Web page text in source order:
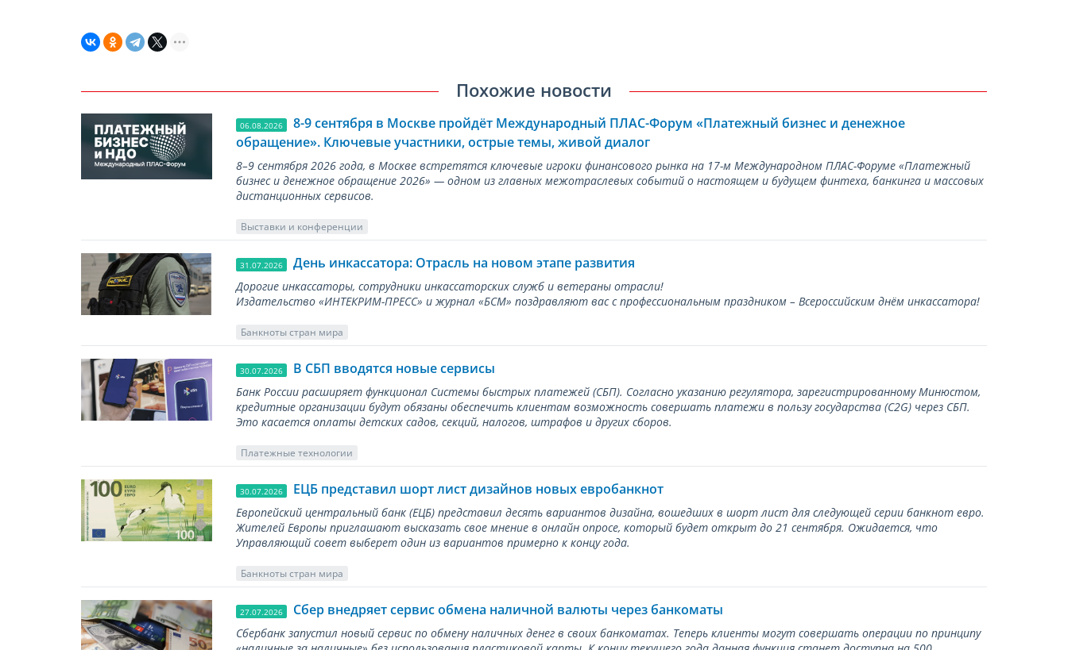
Похожие новости
06.08.2026
8-9 сентября в Москве пройдёт Международный ПЛАС-Форум «Платежный бизнес и денежное
обращение». Ключевые участники, острые темы, живой диалог
8–9 сентября 2026 года, в Москве встретятся ключевые игроки финансового рынка на 17-м Международном ПЛАС-Форуме «Платежный
бизнес и денежное обращение 2026» — одном из главных межотраслевых событий о настоящем и будущем финтеха, банкинга и массовых
дистанционных сервисов.
Выставки и конференции
31.07.2026 День инкассатора: Отрасль на новом этапе развития
Дорогие инкассаторы, сотрудники инкассаторских служб и ветераны отрасли!
Издательство «ИНТЕКРИМ-ПРЕСС» и журнал «БСМ» поздравляют вас с профессиональным праздником – Всероссийским днём инкассатора!
Банкноты стран мира
30.07.2026 В СБП вводятся новые сервисы
Банк России расширяет функционал Системы быстрых платежей (СБП). Согласно указанию регулятора, зарегистрированному Минюстом,
кредитные организации будут обязаны обеспечить клиентам возможность совершать платежи в пользу государства (С2G) через СБП.
Это касается оплаты детских садов, секций, налогов, штрафов и других сборов.
Платежные технологии
30.07.2026 ЕЦБ представил шорт лист дизайнов новых евробанкнот
Европейский центральный банк (ЕЦБ) представил десять вариантов дизайна, вошедших в шорт лист для следующей серии банкнот евро.
Жителей Европы приглашают высказать свое мнение в онлайн опросе, который будет открыт до 21 сентября. Ожидается, что
Управляющий совет выберет один из вариантов примерно к концу года.
Банкноты стран мира
27.07.2026 Сбер внедряет сервис обмена наличной валюты через банкоматы
Сбербанк запустил новый сервис по обмену наличных денег в своих банкоматах. Теперь клиенты могут совершать операции по принципу